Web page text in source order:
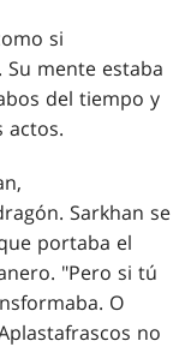
si
mente estaba
del tiempo y
actos.
Sarkhan se
portaba el
"Pero si tú
O
no